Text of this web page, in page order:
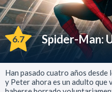
6.7 Spider-Man:
Han pasado cuatro años desde
y Peter ahora es un adulto que